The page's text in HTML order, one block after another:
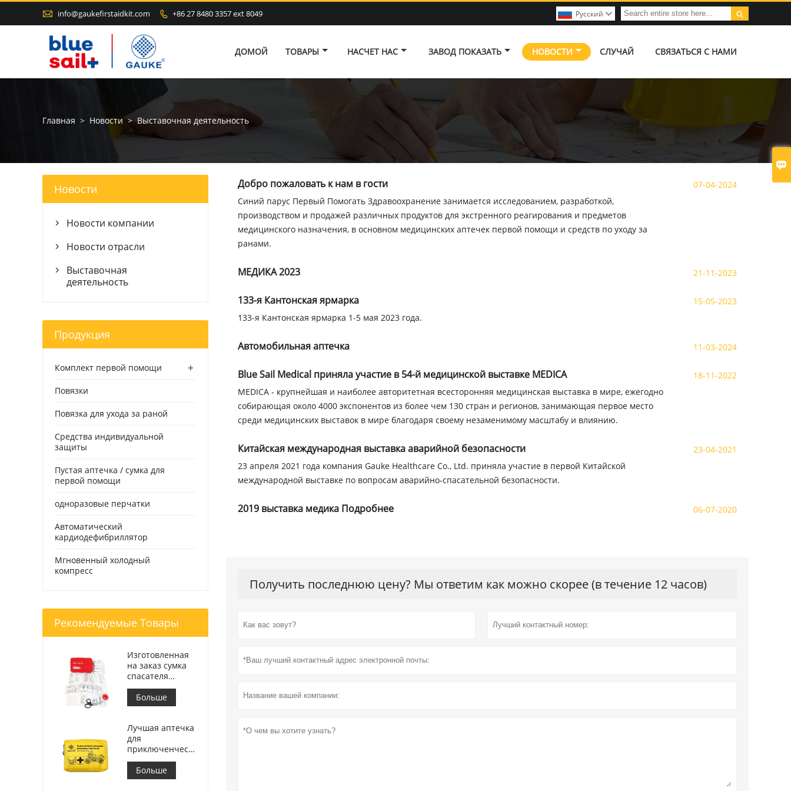

 info@gaukefirstaidkit.com  +86 27 8480 3357 ext 8049 
Pусский 
ДОМОЙ ТОВАРЫ НАСЧЕТ НАС ЗАВОД ПОКАЗАТЬ НОВОСТИ СЛУЧАЙ СВЯЗАТЬСЯ С НАМИ
Главная > Новости > Выставочная деятельность
Добро пожаловать к нам в гости
Синий парус Первый Помогать Здравоохранение занимается исследованием, разработкой,
производством и продажей различных продуктов для экстренного реагирования и предметов
медицинского назначения, в основном медицинских аптечек первой помощи и средств по уходу за
ранами.
07-04-2024
МЕДИКА 2023 21-11-2023
133-я Кантонская ярмарка
133-я Кантонская ярмарка 1-5 мая 2023 года.
15-05-2023
Автомобильная аптечка 11-03-2024
Blue Sail Medical приняла участие в 54-й медицинской выставке MEDICA
MEDICA - крупнейшая и наиболее авторитетная всесторонняя медицинская выставка в мире, ежегодно
собирающая около 4000 экспонентов из более чем 130 стран и регионов, занимающая первое место
среди медицинских выставок в мире благодаря своему незаменимому масштабу и влиянию.
18-11-2022
Китайская международная выставка аварийной безопасности
23 апреля 2021 года компания Gauke Healthcare Co., Ltd. приняла участие в первой Китайской
международной выставке по вопросам аварийно-спасательной безопасности.
23-04-2021
2019 выставка медика Подробнее 06-07-2020
Получить последнюю цену? Мы ответим как можно скорее (в течение 12 часов)
Новости
 Новости компании
 Новости отрасли

Выставочная
деятельность
Продукция
+
Комплект первой помощи
Повязки
Повязка для ухода за раной
Средства индивидуальной
защиты
Пустая аптечка / сумка для
первой помощи
одноразовые перчатки
Автоматический
кардиодефибриллятор
Мгновенный холодный
компресс
Рекомендуемые Товары
Изготовленная
на заказ сумка
спасателя
аптечки первой
помощи
медицинская
Больше
Лучшая аптечка
для
приключенческого
мотоцикла для
мотоциклистов
Больше